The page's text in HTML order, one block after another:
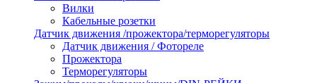
Вилки
Кабельные розетки
Датчик движения /прожектора/терморегуляторы
Датчик движения / Фотореле
Прожектора
Терморегуляторы